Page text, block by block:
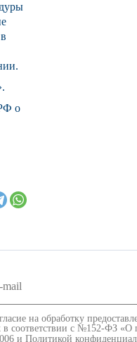
о
на обработку
в соответствии с №152-ФЗ «О
и Политикой